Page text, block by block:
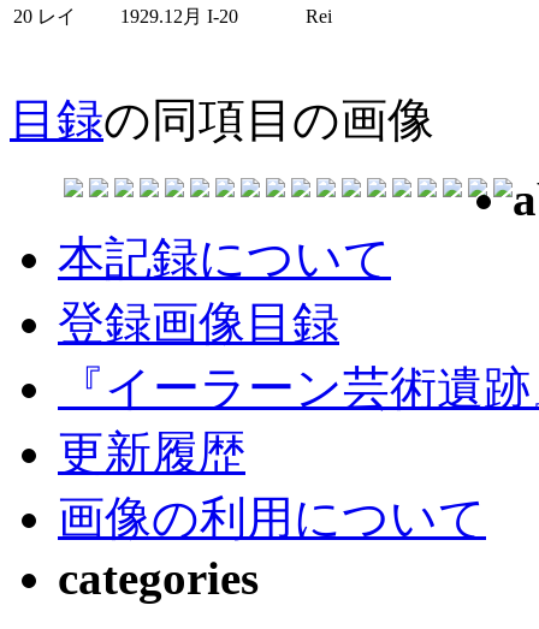
20 レイ 1929.12月 I-20 Rei
目録の同項目の画像
本記録について
登録画像目録
『イーラーン芸術遺
更新履歴
画像の利用について
categories